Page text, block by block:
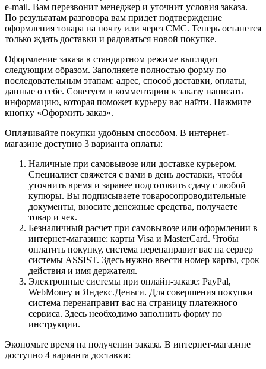
e-mail. Вам перезвонит менеджер и уточнит условия заказа.
По результатам разговора вам придет подтверждение
оформления товара на почту или через СМС. Теперь останется
только ждать доставки и радоваться новой покупке.
Оформление заказа в стандартном режиме выглядит
следующим образом. Заполняете полностью форму по
последовательным этапам: адрес, способ доставки, оплаты,
данные о себе. Советуем в комментарии к заказу написать
информацию, которая поможет курьеру вас найти. Нажмите
кнопку «Оформить заказ».
Оплачивайте покупки удобным способом. В интернет-
магазине доступно 3 варианта оплаты:
Наличные при самовывозе или доставке курьером.
Специалист свяжется с вами в день доставки, чтобы
уточнить время и заранее подготовить сдачу с любой
купюры. Вы подписываете товаросопроводительные
документы, вносите денежные средства, получаете
товар и чек.
Безналичный расчет при самовывозе или оформлении в
интернет-магазине: карты Visa и MasterCard. Чтобы
оплатить покупку, система перенаправит вас на сервер
системы ASSIST. Здесь нужно ввести номер карты, срок
действия и имя держателя.
Электронные системы при онлайн-заказе: PayPal,
WebMoney и Яндекс.Деньги. Для совершения покупки
система перенаправит вас на страницу платежного
сервиса. Здесь необходимо заполнить форму по
инструкции.
Экономьте время на получении заказа. В интернет-магазине
доступно 4 варианта доставки: